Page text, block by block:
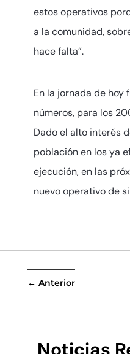
estos operativos
a la comunidad,
hace falta”.
En la jornada de
números, para los
Dado el alto interés
población en los ya
ejecución, en las
nuevo operativo de
← Anterior